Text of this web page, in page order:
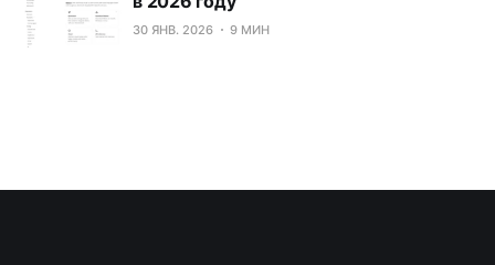
30 ЯНВ. 2026 9 МИН